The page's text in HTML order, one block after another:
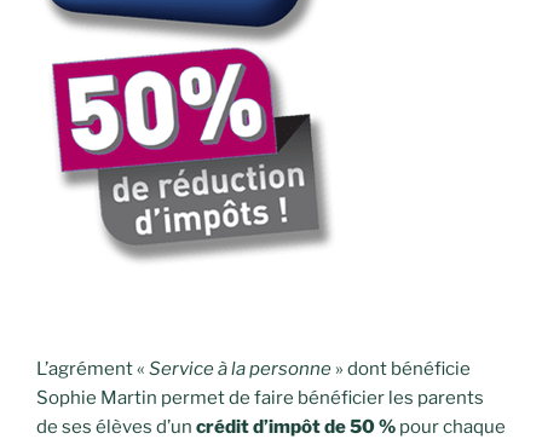
L’agrément « Service à la personne » dont bénéficie
Sophie Martin permet de faire bénéficier les parents
de ses élèves d’un crédit d’impôt de 50 % pour chaque